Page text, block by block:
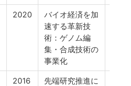
2020
バイオ経済を加
速する革新技
術：ゲノム編
集・合成技術の
事業化
2016
先端研究推進に